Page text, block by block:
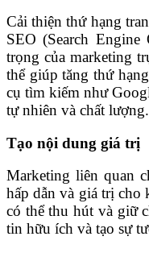
Cải thiện thứ hạng
SEO (Search
trọng của marketing
thể giúp tăng thứ
cụ tìm kiếm như
tự nhiên và chất lượng.
Tạo nội dung giá trị
Marketing liên quan
hấp dẫn và giá trị cho
có thể thu hút và giữ
tin hữu ích và tạo sự